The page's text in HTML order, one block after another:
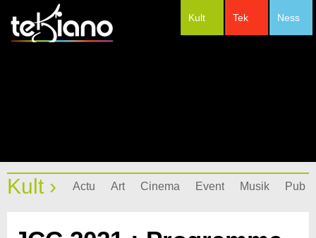
Ness
Tek
Kult
Kult › Actu Art Cinema Event Musik Pub